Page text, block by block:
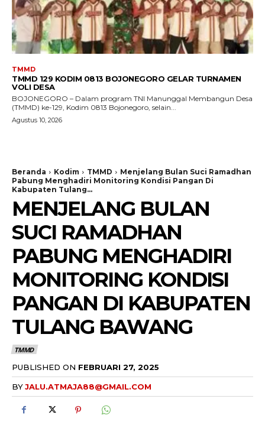
TMMD
TMMD 129 KODIM 0813 BOJONEGORO GELAR TURNAMEN
VOLI DESA
BOJONEGORO – Dalam program TNI Manunggal Membangun Desa
(TMMD) ke-129, Kodim 0813 Bojonegoro, selain...
Agustus 10, 2026